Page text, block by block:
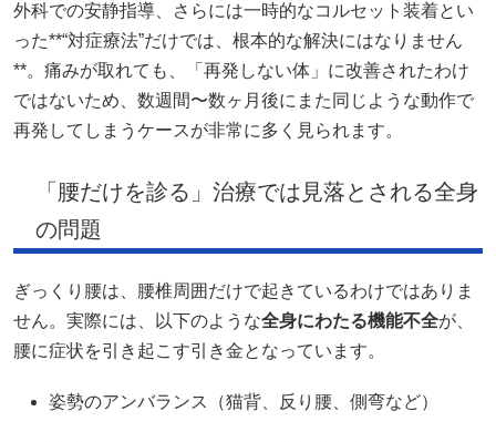
外科での安静指導、さらには一時的なコルセット装着とい
った**“対症療法”だけでは、根本的な解決にはなりません
**。痛みが取れても、「再発しない体」に改善されたわけ
ではないため、数週間〜数ヶ月後にまた同じような動作で
再発してしまうケースが非常に多く見られます。
「腰だけを診る」治療では見落とされる全身
の問題
ぎっくり腰は、腰椎周囲だけで起きているわけではありま
せん。実際には、以下のような全身にわたる機能不全が、
腰に症状を引き起こす引き金となっています。
姿勢のアンバランス（猫背、反り腰、側弯など）